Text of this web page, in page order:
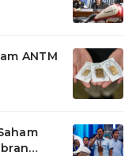
ANTM